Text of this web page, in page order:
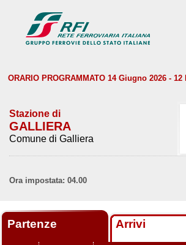
ORARIO PROGRAMMATO 14 Giugno 2026 - 12
Stazione di
GALLIERA
Comune di Galliera
Ora impostata: 04.00
Partenze Arrivi